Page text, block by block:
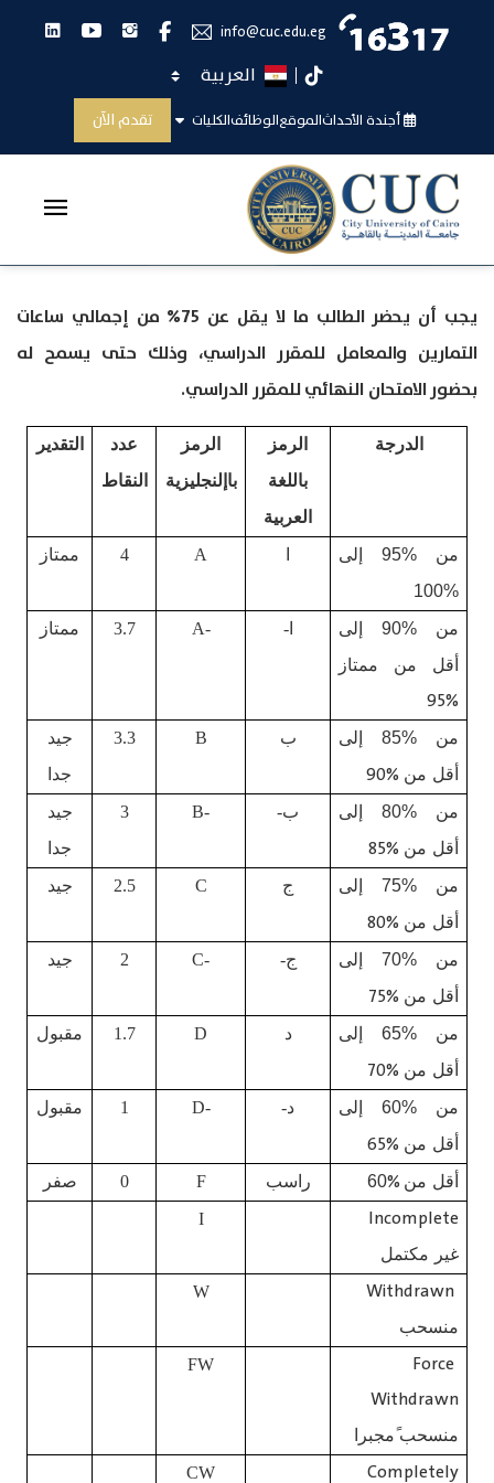
info@cuc.edu.eg فيس بوكانستجراميوتيوبلينكدان
تيك توكاختر اللغة
أجندة الأحداثالموقعالوظائفالكليات تقدم الآن
الرئيسية حضور الطالب
يجب أن يحضر الطالب ما لا يقل عن 75% من إجمالي ساعات
التمارين والمعامل للمقرر الدراسي، وذلك حتى يسمح له
بحضور الامتحان النهائي للمقرر الدراسي.
الدرجة
الرمز
باللغة
العربية
الرمز
باإلنجليزية
عدد
النقاط
التقدير
من %95 إلى
%100
A
4 ممتاز
من %90 إلى
أقل من ممتاز
%95
ا- A-
3.7 ممتاز
من %85 إلى
أقل من %90
ب B
3.3
جيد
جد
من %80 إلى
أقل من %85
ب- B-
3
جيد
جد
من %75 إلى
أقل من %80
ج C
2.5 جيد
من %70 إلى
أقل من %75
ج- C-
2 جيد
من %65 إلى
أقل من %70
د D
1.7 مقبول
من %60 إلى
أقل من %65
د- D-
1 مقبول
أقل من %
60 راسب F
0 صفر
Incomplete
غير مكتمل
I
منسحب
W
Force
Withdrawn
منسحب مجبرا
FW
Completely
CW